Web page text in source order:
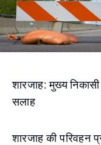
शारजाह: मुख्य निकासी
सलाह
शारजाह की परिवहन